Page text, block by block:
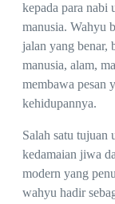
kepada para nabi
manusia. Wahyu
jalan yang benar,
manusia, alam,
membawa pesan
kehidupannya.
Salah satu tujuan
kedamaian jiwa
modern yang
wahyu hadir